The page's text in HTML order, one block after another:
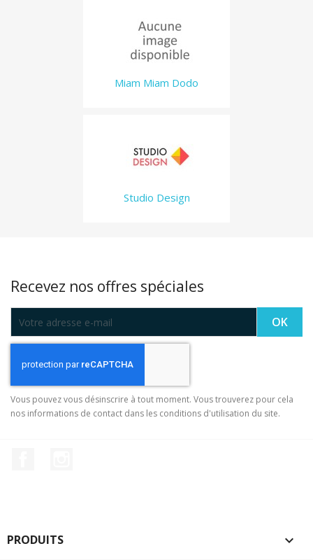
Miam Miam Dodo
Studio Design
Recevez nos offres spéciales
Vous pouvez vous désinscrire à tout moment. Vous trouverez pour cela
nos informations de contact dans les conditions d'utilisation du site.
PRODUITS 